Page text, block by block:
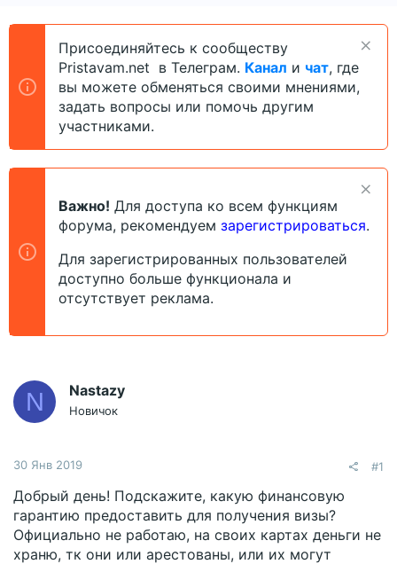
р
м
ы
н
а
ч
л
а
Присоединяйтесь к сообществу
Pristavam.net в Телеграм. Канал и чат, где
вы можете обменяться своими мнениями,
задать вопросы или помочь другим
участниками.
Важно! Для доступа ко всем функциям
форума, рекомендуем зарегистрироваться.
Для зарегистрированных пользователей
доступно больше функционала и
отсутствует реклама.
N Nastazy
Новичок
30 Янв 2019 #1
Добрый день! Подскажите, какую финансовую
гарантию предоставить для получения визы?
Официально не работаю, на своих картах деньги не
храню, тк они или арестованы, или их могут